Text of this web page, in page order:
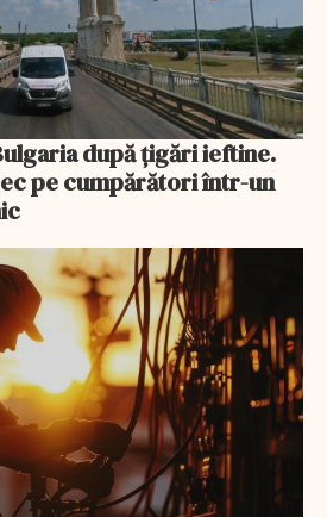
după țigări ieftine.
pe cumpărători într-un